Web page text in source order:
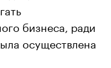
бизнеса, ради
осуществлена